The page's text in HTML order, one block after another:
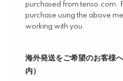
purchased from tenso.com.
purchase using the above
working with you.
海外発送をご希望のお客様
内）